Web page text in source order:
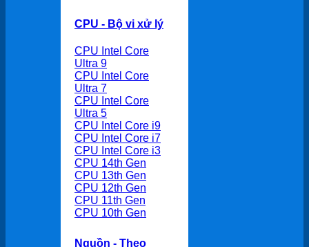
CPU - Bộ vi xử lý
CPU Intel Core
Ultra 9
CPU Intel Core
Ultra 7
CPU Intel Core
Ultra 5
CPU Intel Core i9
CPU Intel Core i7
CPU Intel Core i3
CPU 14th Gen
CPU 13th Gen
CPU 12th Gen
CPU 11th Gen
CPU 10th Gen
Nguồn - Theo